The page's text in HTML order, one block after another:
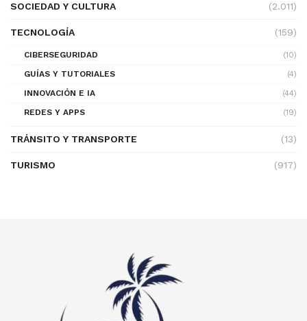
SOCIEDAD Y CULTURA (2.011)
TECNOLOGÍA (159)
CIBERSEGURIDAD
(10)
GUÍAS Y TUTORIALES
(4)
INNOVACIÓN E IA
(44)
REDES Y APPS
(19)
TRÁNSITO Y TRANSPORTE (13)
TURISMO (917)